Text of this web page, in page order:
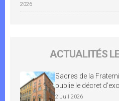
2026
ACTUALITÉS
Sacres de la
publie le décret
2 Juil 2026